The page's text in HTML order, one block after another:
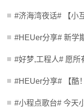
#济海湾夜话# 【小互动:你平时晚上几点睡觉？
#HEUer分享# 新学期，启程！ 伴着美好的春光
#好梦,工程人# 愿所有的星辰都是我的客
#HEUer分享# 【酷！#万吨大驱开炮瞬间大片感拉
#小程点歌台# 今天小程给大家带来的是伯远的《